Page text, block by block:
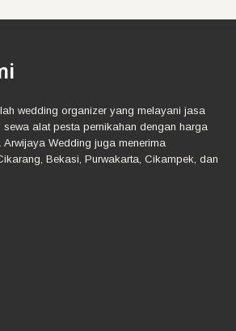
wedding organizer yang melayani jasa
alat pesta pernikahan dengan harga
Arwijaya Wedding juga menerima
Bekasi, Purwakarta, Cikampek, dan